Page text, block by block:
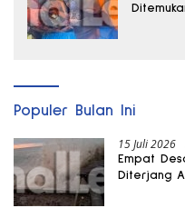
Populer Bulan Ini
15 Juli 2026
Empat
Diterjang